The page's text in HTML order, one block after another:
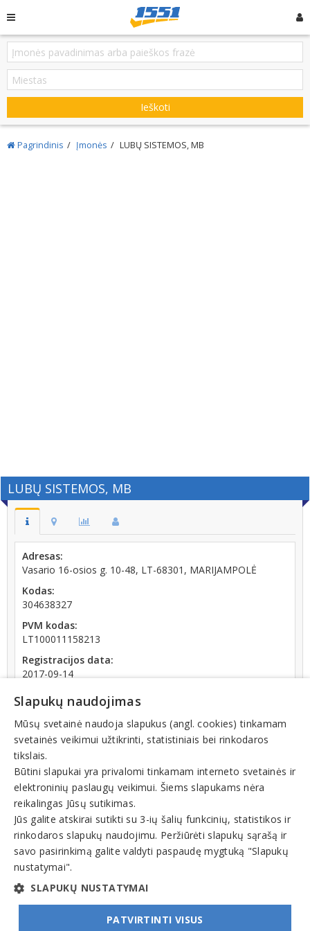
Ieškoti
Pagrindinis Įmonės LUBŲ SISTEMOS, MB
LUBŲ SISTEMOS, MB
Adresas:
Vasario 16-osios g. 10-48, LT-68301, MARIJAMPOLĖ
Kodas:
304638327
PVM kodas:
LT100011158213
Registracijos data:
2017-09-14
Apyvarta:
18 825 €, pelnas po mokesčių -11,9 % (2023 m.)
Teisinis statusas: išregistruotas (nuo 2025-09-11)
Veiklos sritys
Interjero elementai, įrengimas
Lubos, lubų dangos
© INFOMINTA, UAB. Visos teisės saugomos. Telefonas
Slapukų naudojimas
Mūsų svetainė naudoja slapukus (angl. cookies) tinkamam
svetainės veikimui užtikrinti, statistiniais bei rinkodaros
tikslais.
Būtini slapukai yra privalomi tinkamam interneto svetainės ir
elektroninių paslaugų veikimui. Šiems slapukams nėra
reikalingas Jūsų sutikimas.
Jūs galite atskirai sutikti su 3-ių šalių funkcinių, statistikos ir
rinkodaros slapukų naudojimu. Peržiūrėti slapukų sąrašą ir
savo pasirinkimą galite valdyti paspaudę mygtuką "Slapukų
nustatymai".
SLAPUKŲ NUSTATYMAI
PATVIRTINTI VISUS